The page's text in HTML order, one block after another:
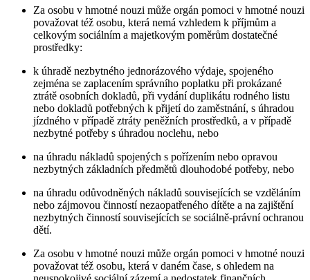
Za osobu v hmotné nouzi může orgán pomoci v hmotné nouzi
považovat též osobu, která nemá vzhledem k příjmům a
celkovým sociálním a majetkovým poměrům dostatečné
prostředky:
k úhradě nezbytného jednorázového výdaje, spojeného
zejména se zaplacením správního poplatku při prokázané
ztrátě osobních dokladů, při vydání duplikátu rodného listu
nebo dokladů potřebných k přijetí do zaměstnání, s úhradou
jízdného v případě ztráty peněžních prostředků, a v případě
nezbytné potřeby s úhradou noclehu, nebo
na úhradu nákladů spojených s pořízením nebo opravou
nezbytných základních předmětů dlouhodobé potřeby, nebo
na úhradu odůvodněných nákladů souvisejících se vzděláním
nebo zájmovou činností nezaopatřeného dítěte a na zajištění
nezbytných činností souvisejících se sociálně-právní ochranou
dětí.
Za osobu v hmotné nouzi může orgán pomoci v hmotné nouzi
považovat též osobu, která v daném čase, s ohledem na